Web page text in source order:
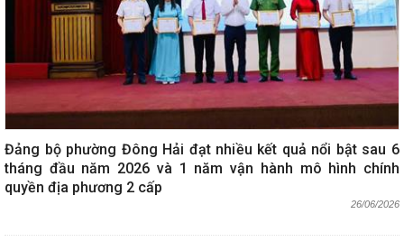
Đảng bộ phường Đông Hải đạt nhiều kết quả nổi bật sau 6
tháng đầu năm 2026 và 1 năm vận hành mô hình chính
quyền địa phương 2 cấp
26/06/2026